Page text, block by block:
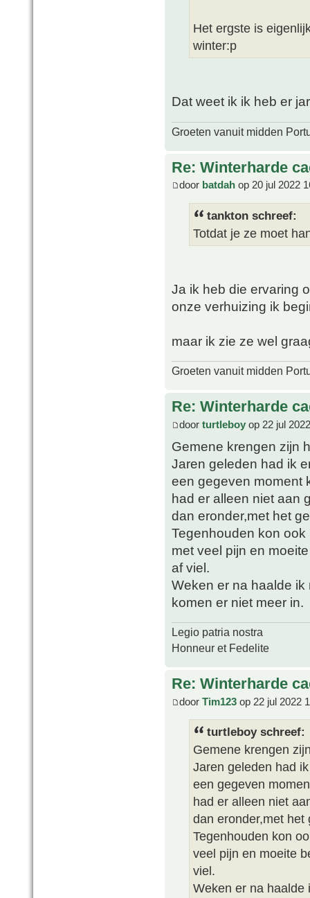
Het ergste is
winter:p
Dat weet ik ik heb er
Groeten vanuit midden
Re: Winterharde
door batdah op 20 jul 2022
tankton schreef:
Totdat je ze moet
Ja ik heb die ervaring
onze verhuizing ik
maar ik zie ze wel
Groeten vanuit midden
Re: Winterharde
door turtleboy op 22 jul
Gemene krengen zijn
Jaren geleden had ik
een gegeven moment
had er alleen niet aan
dan eronder,met het
Tegenhouden kon
met veel pijn en
af viel.
Weken er na haalde ik
komen er niet meer in.
Legio patria nostra
Honneur et Fedelite
Re: Winterharde
door Tim123 op 22 jul 2022
turtleboy schreef:
Gemene krengen
Jaren geleden had
een gegeven
had er alleen niet
dan eronder,met het
Tegenhouden kon
veel pijn en moeite
viel.
Weken er na haalde